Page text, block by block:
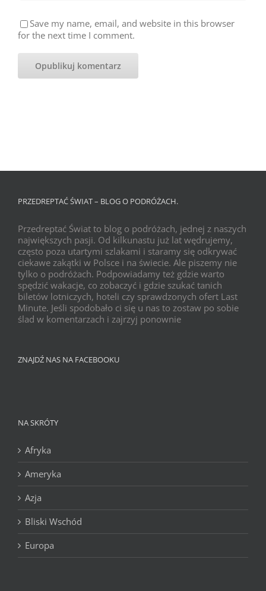
Save my name, email, and website in this browser
for the next time I comment.
PRZEDREPTAĆ ŚWIAT – BLOG O PODRÓŻACH.
Przedreptać Świat to blog o podróżach, jednej z naszych
największych pasji. Od kilkunastu już lat wędrujemy,
często poza utartymi szlakami i staramy się odkrywać
ciekawe zakątki w Polsce i na świecie. Ale piszemy nie
tylko o podróżach. Podpowiadamy też gdzie warto
spędzić wakacje, co zobaczyć i gdzie szukać tanich
biletów lotniczych, hoteli czy sprawdzonych ofert Last
Minute. Jeśli spodobało ci się u nas to zostaw po sobie
ślad w komentarzach i zajrzyj ponownie
ZNAJDŹ NAS NA FACEBOOKU
NA SKRÓTY
Afryka
Ameryka
Azja
Bliski Wschód
Europa